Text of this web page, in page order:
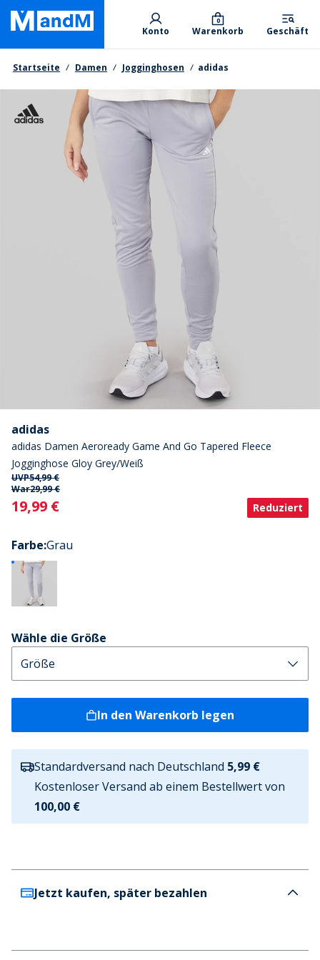
Skip
main
content
Primary departments
Konto Warenkorb
0
Geschäft
Brotkrumen
Startseite Damen Jogginghosen adidas
adidas
adidas Damen Aeroready Game And Go Tapered Fleece
Jogginghose Gloy Grey/Weiß
UVP54,99 €
War29,99 €
Current
19,99 € Reduziert
Farbe:Grau
Wähle die Größe
In den Warenkorb legen
Standardversand nach Deutschland 5,99 €
Kostenloser Versand ab einem Bestellwert von
100,00 €
Jetzt kaufen, später bezahlen